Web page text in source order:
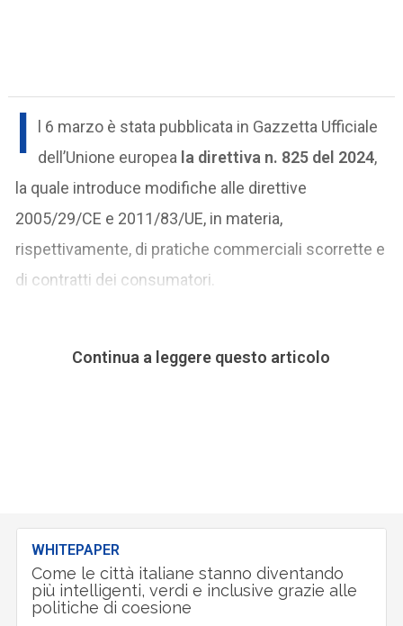
I
l 6 marzo è stata pubblicata in Gazzetta Ufficiale
dell’Unione europea la direttiva n. 825 del 2024,
la quale introduce modifiche alle direttive
2005/29/CE e 2011/83/UE, in materia,
rispettivamente, di pratiche commerciali scorrette e
di contratti dei consumatori.
Continua a leggere questo articolo
WHITEPAPER
Come le città italiane stanno diventando
più intelligenti, verdi e inclusive grazie alle
politiche di coesione